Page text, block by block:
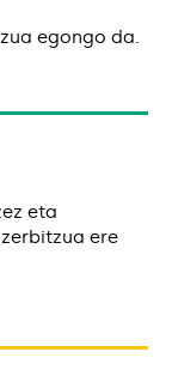
egongo da.
eta
ere